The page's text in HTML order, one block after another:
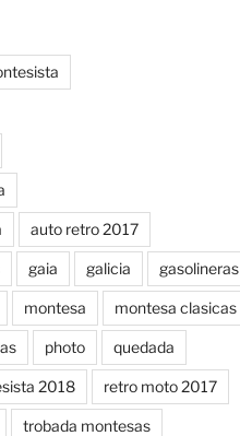
auto retro 2017
gaia galicia gasolineras
montesa montesa clasicas
photo quedada
2018 retro moto 2017
trobada montesas